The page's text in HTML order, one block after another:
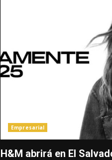
Empresarial
H&M abrirá en El